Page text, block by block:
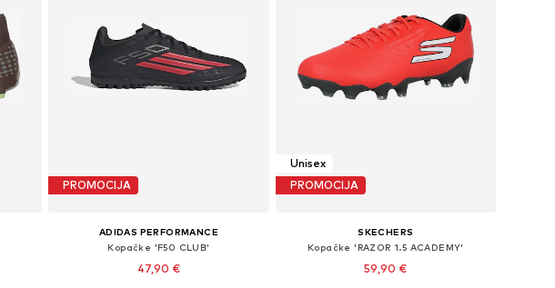
PROMOCIJA
ADIDAS PERFORMANCE
Kopačke 'F50 CLUB'
47,90 €
Unisex
PROMOCIJA
SKECHERS
Kopačke 'RAZOR 1.5 ACADEMY'
59,90 €